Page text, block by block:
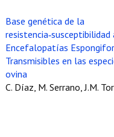
Especial
FECYT
Agraria
Artículos
Base genética de la
resistencia‑susceptibilidad
Encefalopatías
Transmisibles en las
ovina
C. Díaz, M. Serrano, J.M.